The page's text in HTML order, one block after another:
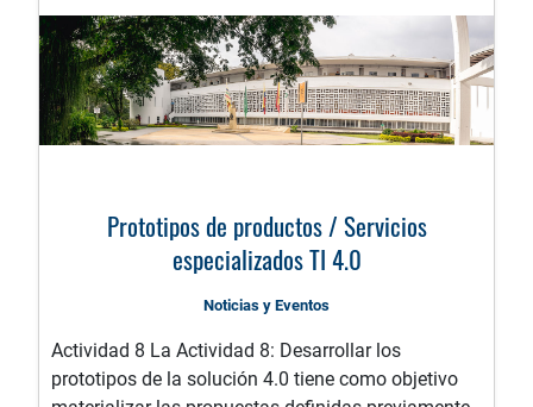
Prototipos de productos / Servicios
especializados TI 4.0
Noticias y Eventos
Actividad 8 La Actividad 8: Desarrollar los
prototipos de la solución 4.0 tiene como objetivo